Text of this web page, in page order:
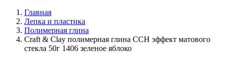
Главная
Лепка и пластика
Полимерная глина
Craft & Clay полимерная глина CCH эффект матового
стекла 50г 1406 зеленое яблоко